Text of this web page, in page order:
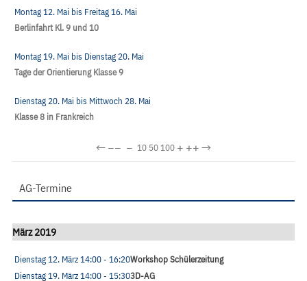
Montag 12. Mai bis Freitag 16. Mai
Berlinfahrt Kl. 9 und 10
Montag 19. Mai bis Dienstag 20. Mai
Tage der Orientierung Klasse 9
Dienstag 20. Mai bis Mittwoch 28. Mai
Klasse 8 in Frankreich
←−− − 10 50100 + ++→
AG-Termine
März 2019
Dienstag 12. März14:00- 16:20Workshop Schülerzeitung
Dienstag 19. März14:00- 15:303D-AG